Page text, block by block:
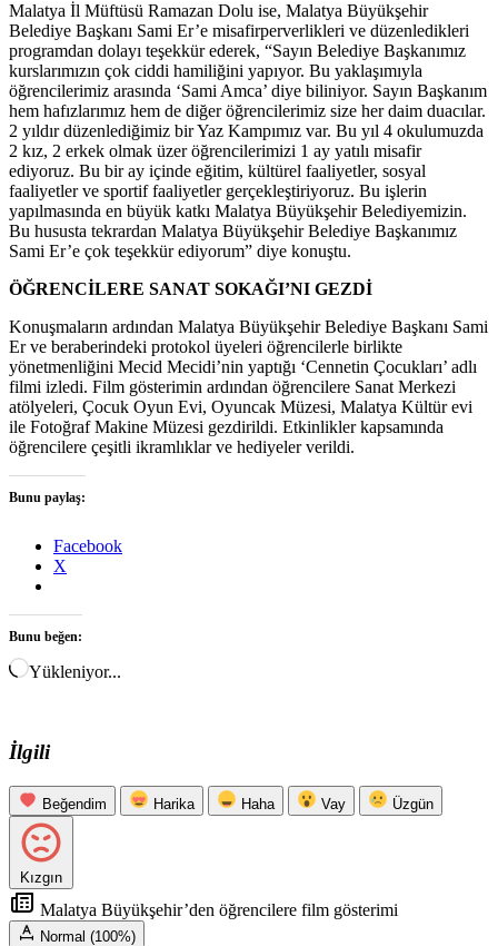
Malatya İl Müftüsü Ramazan Dolu ise, Malatya Büyükşehir
Belediye Başkanı Sami Er’e misafirperverlikleri ve düzenledikleri
programdan dolayı teşekkür ederek, “Sayın Belediye Başkanımız
kurslarımızın çok ciddi hamiliğini yapıyor. Bu yaklaşımıyla
öğrencilerimiz arasında ‘Sami Amca’ diye biliniyor. Sayın Başkanım
hem hafızlarımız hem de diğer öğrencilerimiz size her daim duacılar.
2 yıldır düzenlediğimiz bir Yaz Kampımız var. Bu yıl 4 okulumuzda
2 kız, 2 erkek olmak üzer öğrencilerimizi 1 ay yatılı misafir
ediyoruz. Bu bir ay içinde eğitim, kültürel faaliyetler, sosyal
faaliyetler ve sportif faaliyetler gerçekleştiriyoruz. Bu işlerin
yapılmasında en büyük katkı Malatya Büyükşehir Belediyemizin.
Bu hususta tekrardan Malatya Büyükşehir Belediye Başkanımız
Sami Er’e çok teşekkür ediyorum” diye konuştu.
ÖĞRENCİLERE SANAT SOKAĞI’NI GEZDİ
Konuşmaların ardından Malatya Büyükşehir Belediye Başkanı Sami
Er ve beraberindeki protokol üyeleri öğrencilerle birlikte
yönetmenliğini Mecid Mecidi’nin yaptığı ‘Cennetin Çocukları’ adlı
filmi izledi. Film gösterimin ardından öğrencilere Sanat Merkezi
atölyeleri, Çocuk Oyun Evi, Oyuncak Müzesi, Malatya Kültür evi
ile Fotoğraf Makine Müzesi gezdirildi. Etkinlikler kapsamında
öğrencilere çeşitli ikramlıklar ve hediyeler verildi.
Bunu paylaş:
Facebook
X
Bunu beğen:
Yükleniyor...
İlgili
Beğendim Harika Haha Vay Üzgün
Kızgın
Malatya Büyükşehir’den öğrencilere film gösterimi
Normal (100%)